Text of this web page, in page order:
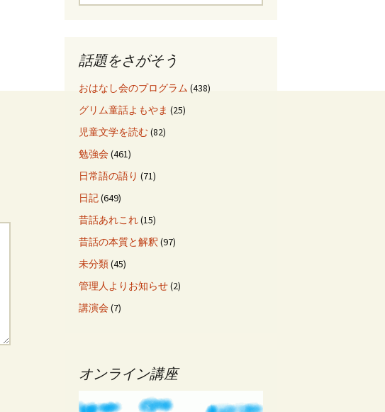
索
話題をさがそう
おはなし会のプログラム (438)
グリム童話よもやま (25)
児童文学を読む(82)
勉強会(461)
日常語の語り (71)
日記(649)
昔話あれこれ(15)
昔話の本質と解釈 (97)
未分類(45)
管理人よりお知らせ(2)
講演会(7)
オンライン講座